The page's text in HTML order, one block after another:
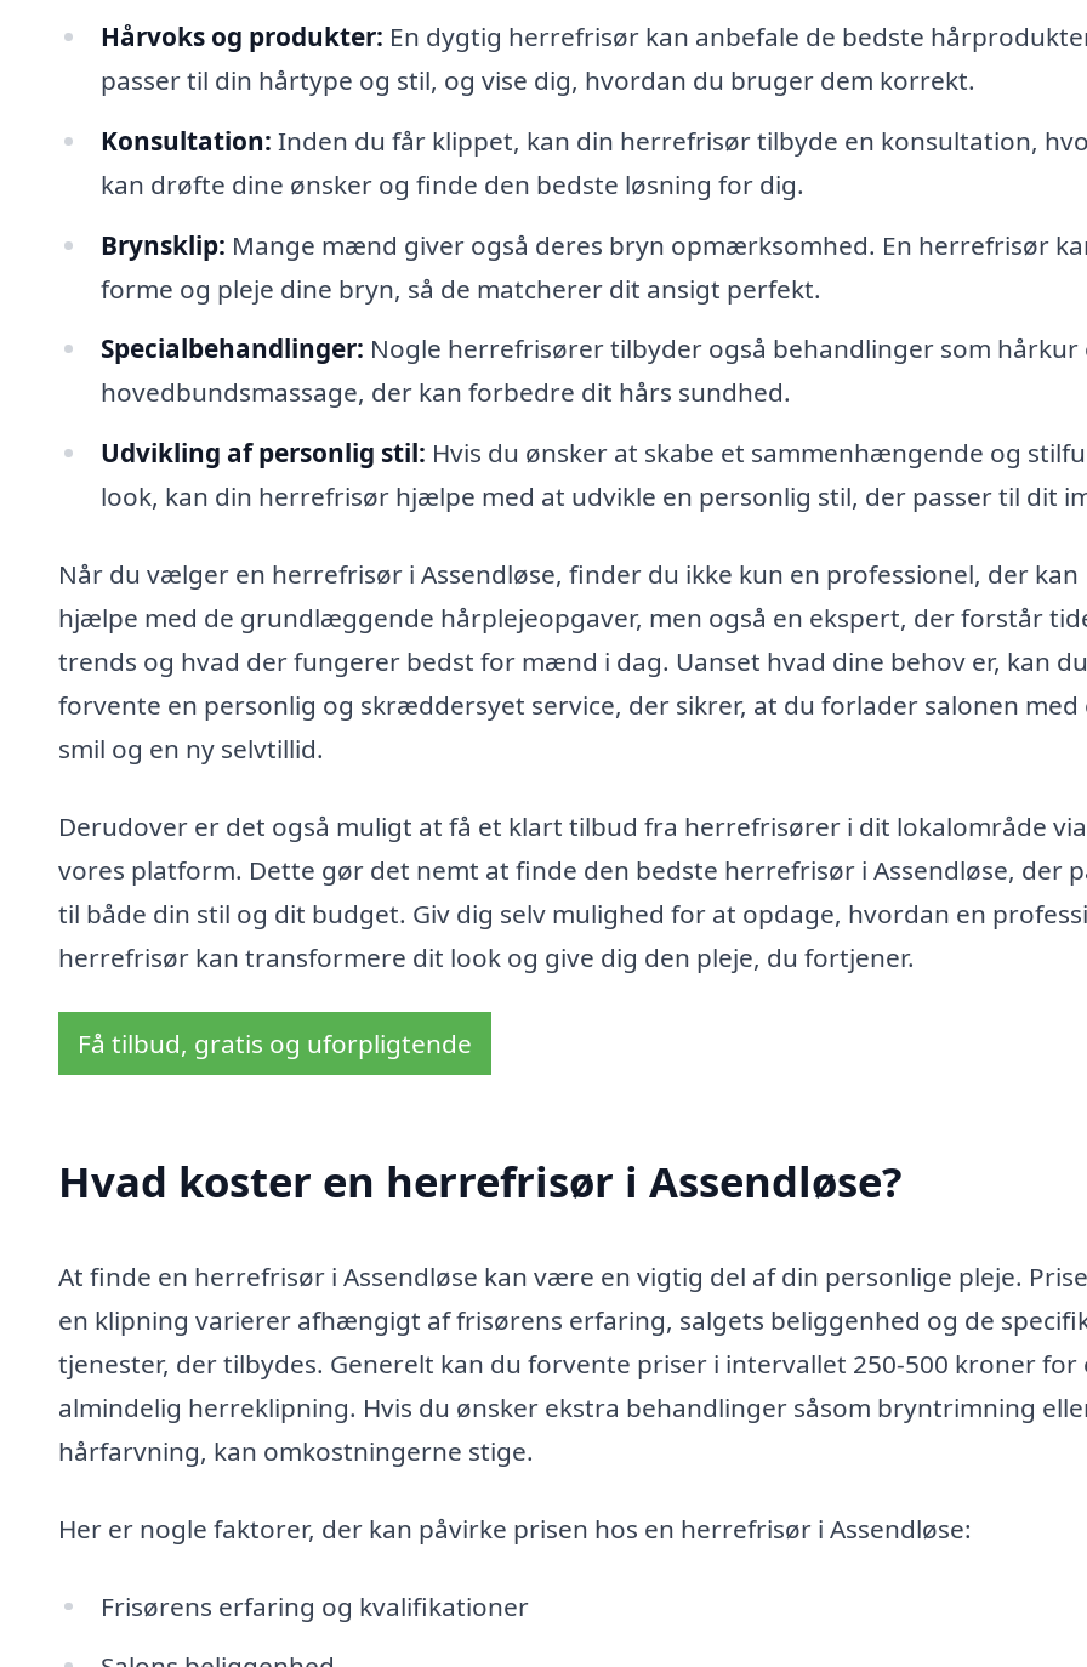
Hårvoks og produkter: En dygtig herrefrisør kan anbefale de bedste
passer til din hårtype og stil, og vise dig, hvordan du bruger dem korrekt.
Konsultation: Inden du får klippet, kan din herrefrisør tilbyde en konsultation,
kan drøfte dine ønsker og finde den bedste løsning for dig.
Brynsklip: Mange mænd giver også deres bryn opmærksomhed. En herrefrisør
forme og pleje dine bryn, så de matcherer dit ansigt perfekt.
Specialbehandlinger: Nogle herrefrisører tilbyder også behandlinger som hårkur
hovedbundsmassage, der kan forbedre dit hårs sundhed.
Udvikling af personlig stil: Hvis du ønsker at skabe et sammenhængende og
look, kan din herrefrisør hjælpe med at udvikle en personlig stil, der passer til dit
Når du vælger en herrefrisør i Assendløse, finder du ikke kun en professionel, der kan
hjælpe med de grundlæggende hårplejeopgaver, men også en ekspert, der forstår
trends og hvad der fungerer bedst for mænd i dag. Uanset hvad dine behov er, kan du
forvente en personlig og skræddersyet service, der sikrer, at du forlader salonen med
smil og en ny selvtillid.
Derudover er det også muligt at få et klart tilbud fra herrefrisører i dit lokalområde via
vores platform. Dette gør det nemt at finde den bedste herrefrisør i Assendløse, der
til både din stil og dit budget. Giv dig selv mulighed for at opdage, hvordan en
herrefrisør kan transformere dit look og give dig den pleje, du fortjener.
Få tilbud, gratis og uforpligtende
Hvad koster en herrefrisør i Assendløse?
At finde en herrefrisør i Assendløse kan være en vigtig del af din personlige pleje.
en klipning varierer afhængigt af frisørens erfaring, salgets beliggenhed og de
tjenester, der tilbydes. Generelt kan du forvente priser i intervallet 250-500 kroner for
almindelig herreklipning. Hvis du ønsker ekstra behandlinger såsom bryntrimning
hårfarvning, kan omkostningerne stige.
Her er nogle faktorer, der kan påvirke prisen hos en herrefrisør i Assendløse:
Frisørens erfaring og kvalifikationer